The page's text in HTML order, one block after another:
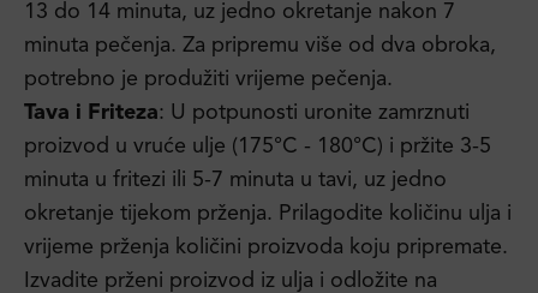
13 do 14 minuta, uz jedno okretanje nakon 7
minuta pečenja. Za pripremu više od dva obroka,
potrebno je produžiti vrijeme pečenja.
Tava i Friteza: U potpunosti uronite zamrznuti
proizvod u vruće ulje (175°C - 180°C) i pržite 3-5
minuta u fritezi ili 5-7 minuta u tavi, uz jedno
okretanje tijekom prženja. Prilagodite količinu ulja i
vrijeme prženja količini proizvoda koju pripremate.
Izvadite prženi proizvod iz ulja i odložite na